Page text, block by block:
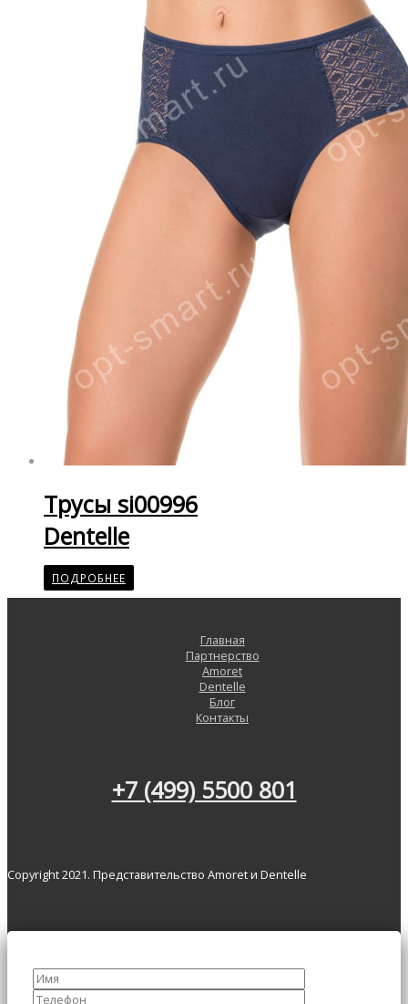
Трусы si00996
Dentelle
ПОДРОБНЕЕ
Главная
Партнерство
Amoret
Dentelle
Блог
Контакты
+7 (499) 5500 801
Copyright 2021. Представительство Amoret и Dentelle